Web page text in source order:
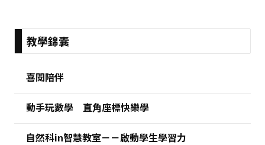
:::教學錦囊
喜閱陪伴
動手玩數學 直角座標快樂學
自然科in智慧教室－－啟動學生學習力